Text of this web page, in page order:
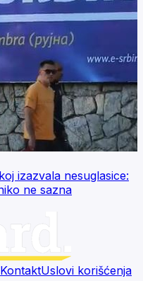
izazvala nesuglasice:
ne sazna
KontaktUslovi korišćenja